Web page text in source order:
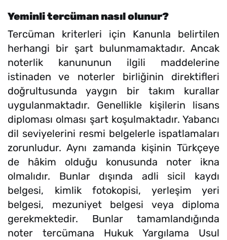
Yeminli tercüman nasıl olunur?
Tercüman kriterleri için Kanunla belirtilen
herhangi bir şart bulunmamaktadır. Ancak
noterlik kanununun ilgili maddelerine
istinaden ve noterler birliğinin direktifleri
doğrultusunda yaygın bir takım kurallar
uygulanmaktadır. Genellikle kişilerin lisans
diploması olması şart koşulmaktadır. Yabancı
dil seviyelerini resmi belgelerle ispatlamaları
zorunludur. Aynı zamanda kişinin Türkçeye
de hâkim olduğu konusunda noter ikna
olmalıdır. Bunlar dışında adli sicil kaydı
belgesi, kimlik fotokopisi, yerleşim yeri
belgesi, mezuniyet belgesi veya diploma
gerekmektedir. Bunlar tamamlandığında
noter tercümana Hukuk Yargılama Usul